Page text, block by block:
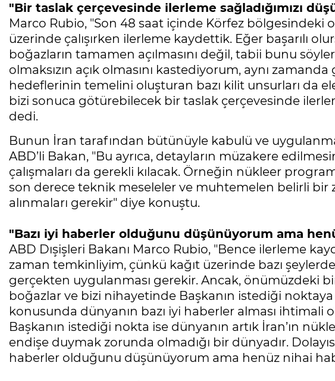
"Bir taslak çerçevesinde ilerleme sağladığımızı
Marco Rubio, "Son 48 saat içinde Körfez bölgesindeki
üzerinde çalışırken ilerleme kaydettik. Eğer başarılı
boğazların tamamen açılmasını değil, tabii bunu
olmaksızın açık olmasını kastediyorum, aynı
hedeflerinin temelini oluşturan bazı kilit unsurları da
bizi sonuca götürebilecek bir taslak çerçevesinde
dedi.
Bunun İran tarafından bütünüyle kabulü ve
ABD’li Bakan, "Bu ayrıca, detayların müzakere
çalışmaları da gerekli kılacak. Örneğin nükleer
son derece teknik meseleler ve muhtemelen belirli bir
alınmaları gerekir" diye konuştu.
"Bazı iyi haberler olduğunu düşünüyorum ama
ABD Dışişleri Bakanı Marco Rubio, "Bence ilerleme
zaman temkinliyim, çünkü kağıt üzerinde bazı
gerçekten uygulanması gerekir. Ancak, önümüzdeki
boğazlar ve bizi nihayetinde Başkanın istediği
konusunda dünyanın bazı iyi haberler alması
Başkanın istediği nokta ise dünyanın artık İran’ın
endişe duymak zorunda olmadığı bir dünyadır.
haberler olduğunu düşünüyorum ama henüz nihai